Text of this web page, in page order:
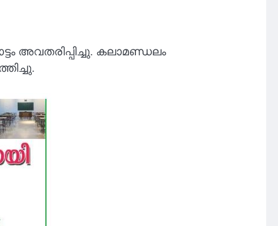
അവതരിപ്പിച്ചു. കലാമണ്ഡലം